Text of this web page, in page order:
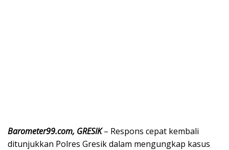
Barometer99.com, GRESIK– Respons cepat kembali
ditunjukkan Polres Gresik dalam mengungkap kasus